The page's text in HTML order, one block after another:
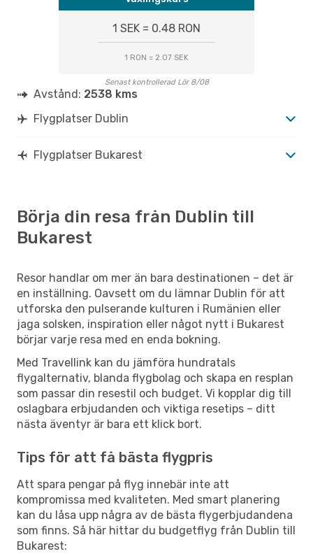
1 SEK = 0.48 RON
1 RON = 2.07 SEK
Senast kontrollerad Lör 8/08
Avstånd: 2538 kms
Flygplatser Dublin
Flygplatser Bukarest
Börja din resa från Dublin till
Bukarest
Resor handlar om mer än bara destinationen – det är
en inställning. Oavsett om du lämnar Dublin för att
utforska den pulserande kulturen i Rumänien eller
jaga solsken, inspiration eller något nytt i Bukarest
börjar varje resa med en enda bokning.
Med Travellink kan du jämföra hundratals
flygalternativ, blanda flygbolag och skapa en resplan
som passar din resestil och budget. Vi kopplar dig till
oslagbara erbjudanden och viktiga resetips – ditt
nästa äventyr är bara ett klick bort.
Tips för att få bästa flygpris
Att spara pengar på flyg innebär inte att
kompromissa med kvaliteten. Med smart planering
kan du låsa upp några av de bästa flygerbjudandena
som finns. Så här hittar du budgetflyg från Dublin till
Bukarest: